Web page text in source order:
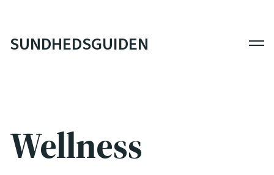
SUNDHEDSGUIDEN
Wellness